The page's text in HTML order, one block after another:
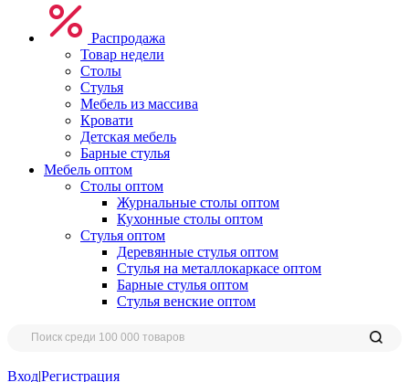
Распродажа
Товар недели
Столы
Стулья
Мебель из массива
Кровати
Детская мебель
Барные стулья
Мебель оптом
Столы оптом
Журнальные столы оптом
Кухонные столы оптом
Стулья оптом
Деревянные стулья оптом
Стулья на металлокаркасе оптом
Барные стулья оптом
Стулья венские оптом
Вход|Регистрация